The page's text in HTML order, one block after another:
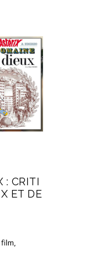
: CRITI
ET DE
,